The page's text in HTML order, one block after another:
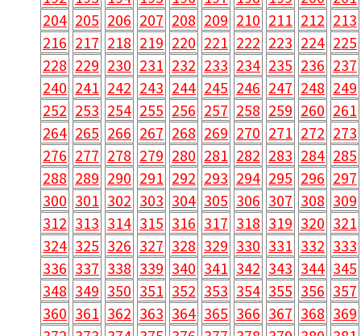
204 205 206 207 208 209 210 211 212 213
216 217 218 219 220 221 222 223 224 225
228 229 230 231 232 233 234 235 236 237
240 241 242 243 244 245 246 247 248 249
252 253 254 255 256 257 258 259 260 261
264 265 266 267 268 269 270 271 272 273
276 277 278 279 280 281 282 283 284 285
288 289 290 291 292 293 294 295 296 297
300 301 302 303 304 305 306 307 308 309
312 313 314 315 316 317 318 319 320 321
324 325 326 327 328 329 330 331 332 333
336 337 338 339 340 341 342 343 344 345
348 349 350 351 352 353 354 355 356 357
360 361 362 363 364 365 366 367 368 369